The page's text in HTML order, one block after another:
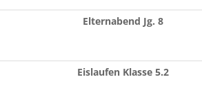
Elternabend Jg. 8
Eislaufen Klasse 5.2